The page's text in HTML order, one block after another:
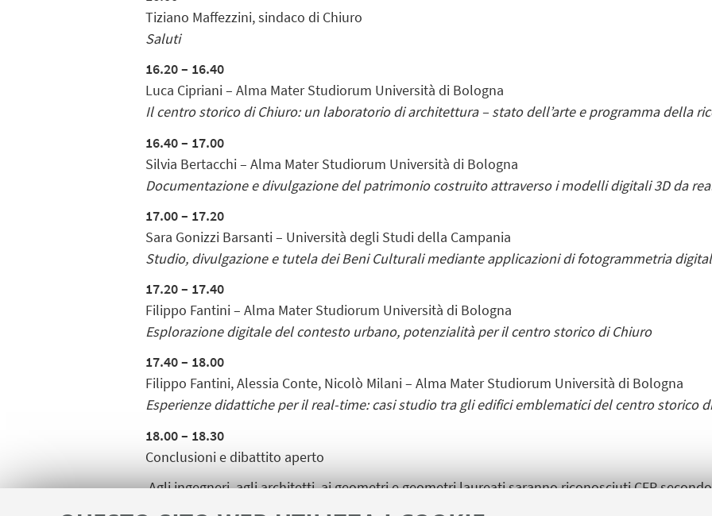
Tiziano Maffezzini, sindaco di Chiuro
Saluti
16.20 – 16.40
Luca Cipriani – Alma Mater Studiorum Università di Bologna
Il centro storico di Chiuro: un laboratorio di architettura – stato dell’arte e programma della
16.40 – 17.00
Silvia Bertacchi – Alma Mater Studiorum Università di Bologna
Documentazione e divulgazione del patrimonio costruito attraverso i modelli digitali 3D da
17.00 – 17.20
Sara Gonizzi Barsanti – Università degli Studi della Campania
Studio, divulgazione e tutela dei Beni Culturali mediante applicazioni di fotogrammetria
17.20 – 17.40
Filippo Fantini – Alma Mater Studiorum Università di Bologna
Esplorazione digitale del contesto urbano, potenzialità per il centro storico di Chiuro
17.40 – 18.00
Filippo Fantini, Alessia Conte, Nicolò Milani – Alma Mater Studiorum Università di Bologna
Esperienze didattiche per il real-time: casi studio tra gli edifici emblematici del centro storico
18.00 – 18.30
Conclusioni e dibattito aperto
Agli ingegneri, agli architetti, ai geometri e geometri laureati saranno riconosciuti CFP